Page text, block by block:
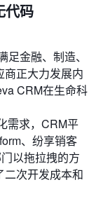
代码
足金融、制造、
正大力发展内
CRM在生命科
需求，CRM平
、纷享销客
以拖拉拽的方
次开发成本和